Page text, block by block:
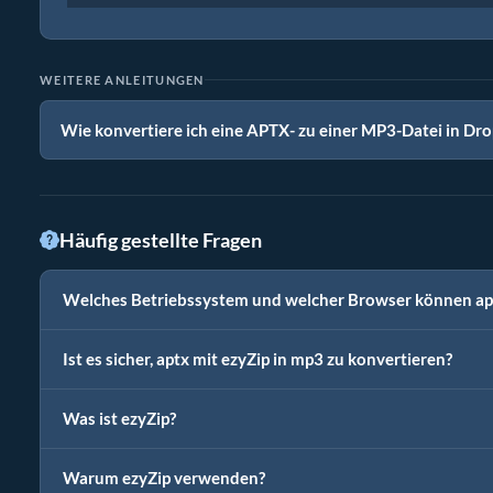
WEITERE ANLEITUNGEN
Wie konvertiere ich eine APTX- zu einer MP3-Datei in
Häufig gestellte Fragen
Welches Betriebssystem und welcher Browser können
Ist es sicher, aptx mit ezyZip in mp3 zu konvertieren?
Was ist ezyZip?
Warum ezyZip verwenden?